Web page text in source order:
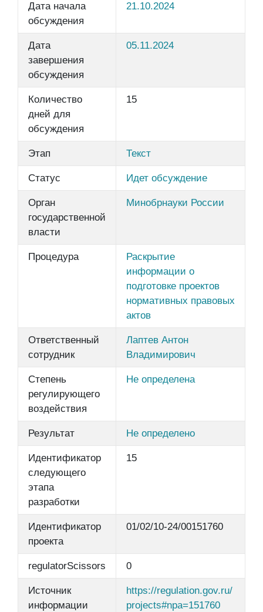
Дата начала
обсуждения
21.10.2024
Дата
завершения
обсуждения
05.11.2024
Количество
дней для
обсуждения
15
Этап Текст
Статус Идет обсуждение
Орган
государственной
власти
Минобрнауки России
Процедура
Раскрытие
информации о
подготовке проектов
нормативных правовых
актов
Ответственный
сотрудник
Лаптев Антон
Владимирович
Степень
регулирующего
воздействия
Не определена
Результат Не определено
Идентификатор
следующего
этапа
разработки
15
Идентификатор
проекта
01/02/10-24/00151760
regulatorScissors 0
Источник
информации
https://regulation.gov.ru/
projects#npa=151760